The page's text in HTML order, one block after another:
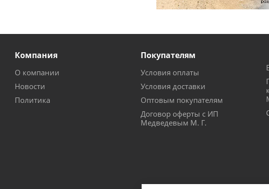
Компания
О компании
Новости
Политика
Покупателям
Условия оплаты
Условия доставки
Оптовым покупателям
Договор оферты с ИП
Медведевым М. Г.